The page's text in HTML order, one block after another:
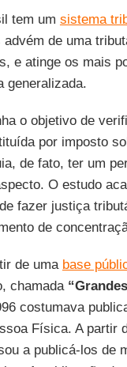
tem um sistema
de uma
e atinge os mais
generalizada.
o objetivo de
por imposto
de fato, ter um
O estudo
fazer justiça
de
de uma base
chamada
costumava
Física. A partir
a publicá-los de